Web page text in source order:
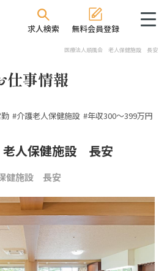
求人検索 無料会員登録
医療法人順風会 老人保健施設 長安
仕事情報
#介護老人保健施設 #年収300〜399万円
人保健施設 長安
健施設 長安